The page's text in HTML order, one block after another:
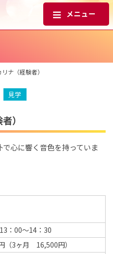
ナ（経験者）
見学
）
心に響く音色を持っていま
：00～14：30
3ヶ月 16,500円）